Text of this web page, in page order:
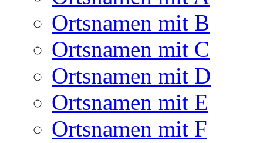
Ortsnamen mit B
Ortsnamen mit C
Ortsnamen mit D
Ortsnamen mit E
Ortsnamen mit F